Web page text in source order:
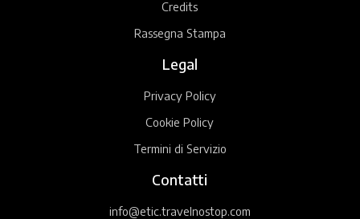
Credits
Rassegna Stampa
Legal
Privacy Policy
Cookie Policy
Termini di Servizio
Contatti
info@etic.travelnostop.com